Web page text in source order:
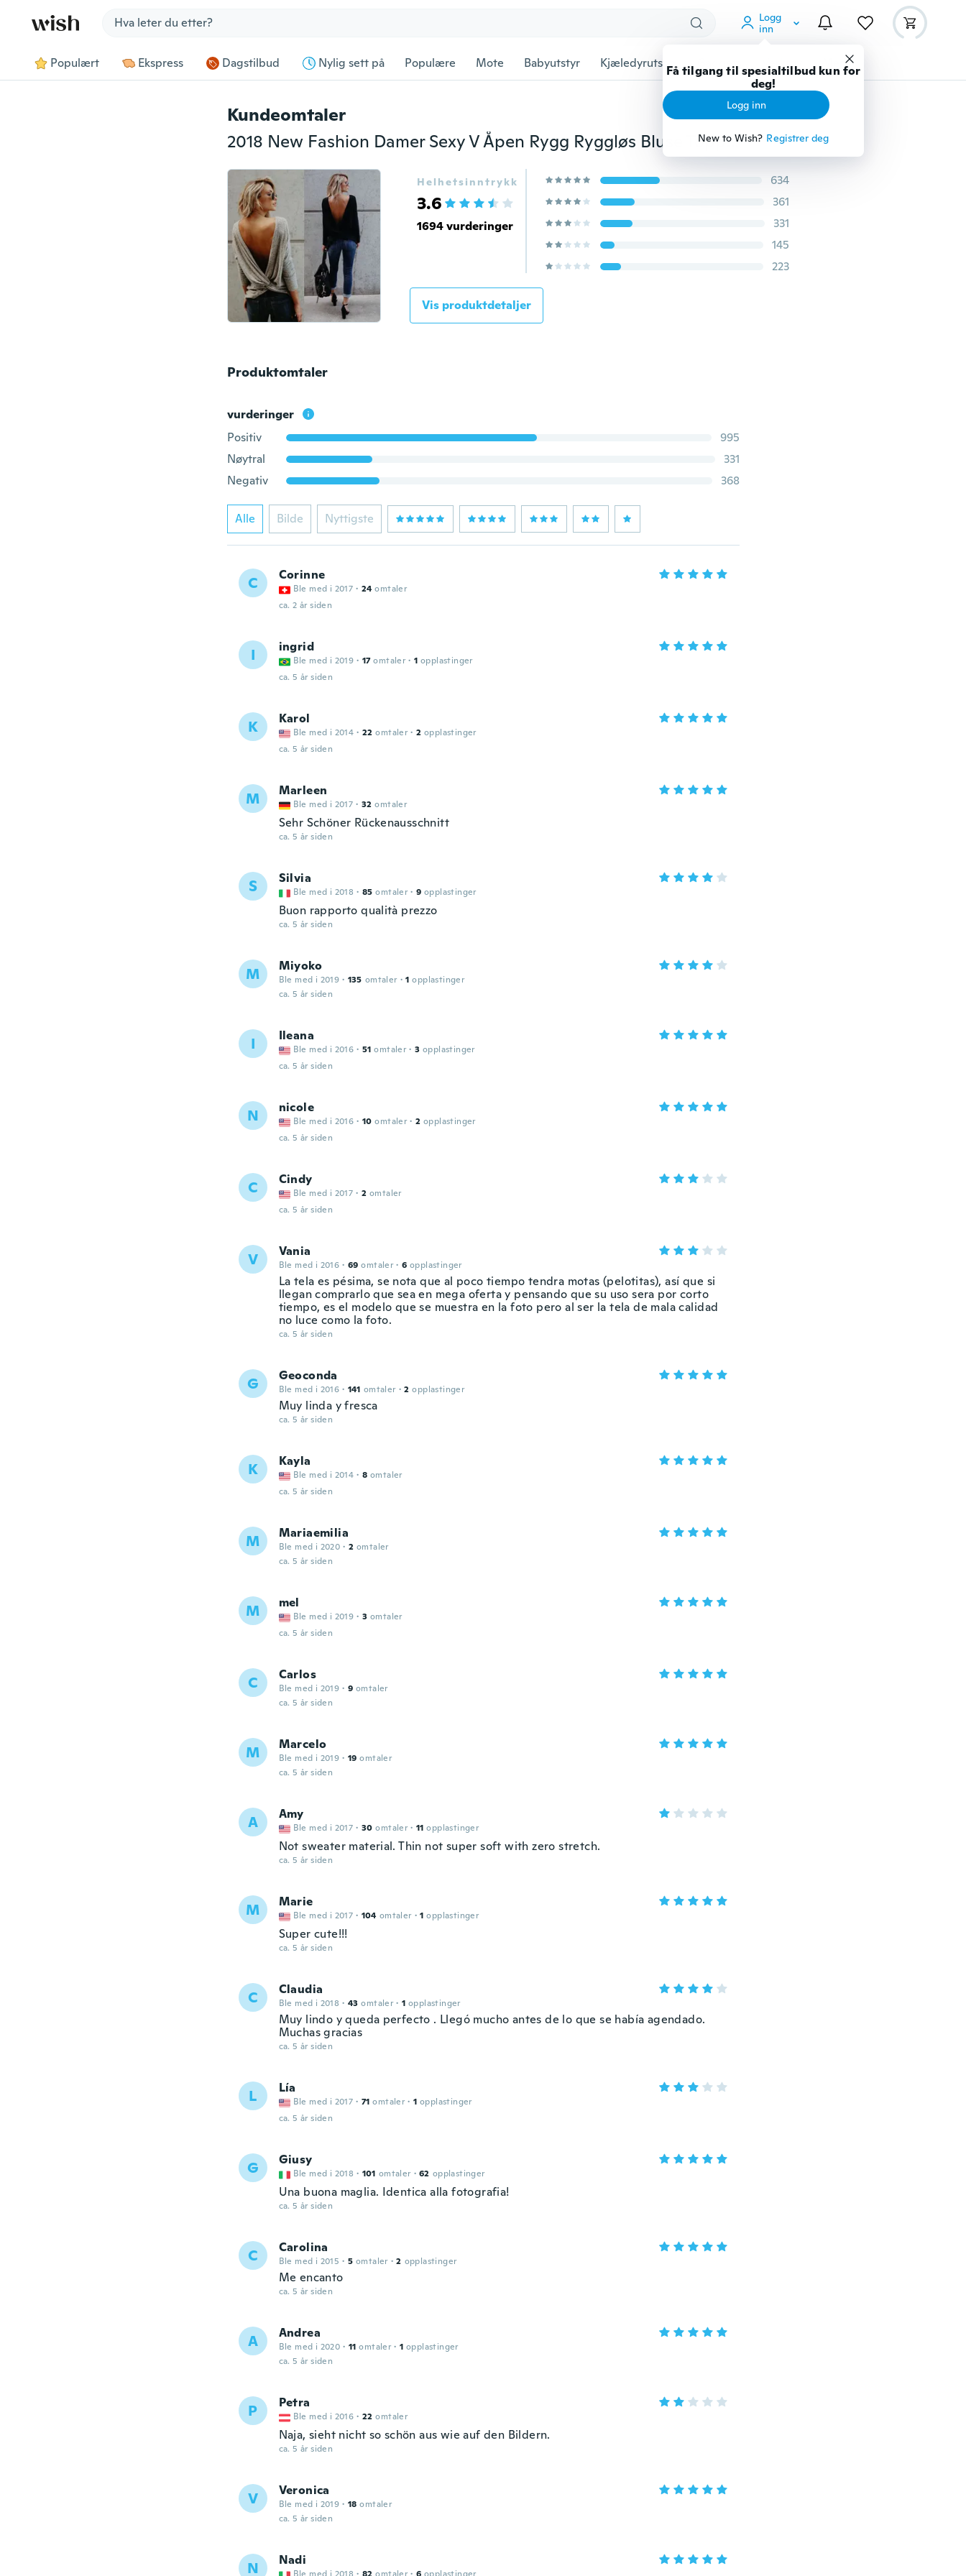
Logg
inn
Få tilgang til spesialtilbud kun for
deg!
Logg inn
New to Wish? Registrer deg
Populært Ekspress Dagstilbud Nylig sett på Populære Mote Babyutstyr Kjæledyrutstyr Gadgets Verktøy
Kundeomtaler
2018 New Fashion Damer Sexy V Åpen Rygg Ryggløs Bluse Topper Langermet Loose Casual Skjorte (Farger: Svart / Grå)
Helhetsinntrykk
3.6
1694 vurderinger
634
361
331
145
223
Vis produktdetaljer
Produktomtaler
vurderinger
Positiv
995
Nøytral
331
Negativ
368
Alle Bilde Nyttigste
C Corinne
Ble med i 2017 · 24 omtaler
ca. 2 år siden
I ingrid
Ble med i 2019 · 17 omtaler · 1 opplastinger
ca. 5 år siden
K Karol
Ble med i 2014 · 22 omtaler · 2 opplastinger
ca. 5 år siden
M Marleen
Ble med i 2017 · 32 omtaler
Sehr Schöner Rückenausschnitt
ca. 5 år siden
S Silvia
Ble med i 2018 · 85 omtaler · 9 opplastinger
Buon rapporto qualità prezzo
ca. 5 år siden
M Miyoko
Ble med i 2019 · 135 omtaler · 1 opplastinger
ca. 5 år siden
I Ileana
Ble med i 2016 · 51 omtaler · 3 opplastinger
ca. 5 år siden
N nicole
Ble med i 2016 · 10 omtaler · 2 opplastinger
ca. 5 år siden
C Cindy
Ble med i 2017 · 2 omtaler
ca. 5 år siden
V Vania
Ble med i 2016 · 69 omtaler · 6 opplastinger
La tela es pésima, se nota que al poco tiempo tendra motas (pelotitas), así que si
llegan comprarlo que sea en mega oferta y pensando que su uso sera por corto
tiempo, es el modelo que se muestra en la foto pero al ser la tela de mala calidad
no luce como la foto.
ca. 5 år siden
G Geoconda
Ble med i 2016 · 141 omtaler · 2 opplastinger
Muy linda y fresca
ca. 5 år siden
K Kayla
Ble med i 2014 · 8 omtaler
ca. 5 år siden
M Mariaemilia
Ble med i 2020 · 2 omtaler
ca. 5 år siden
M mel
Ble med i 2019 · 3 omtaler
ca. 5 år siden
C Carlos
Ble med i 2019 · 9 omtaler
ca. 5 år siden
M Marcelo
Ble med i 2019 · 19 omtaler
ca. 5 år siden
A Amy
Ble med i 2017 · 30 omtaler · 11 opplastinger
Not sweater material. Thin not super soft with zero stretch.
ca. 5 år siden
M Marie
Ble med i 2017 · 104 omtaler · 1 opplastinger
Super cute!!!
ca. 5 år siden
C Claudia
Ble med i 2018 · 43 omtaler · 1 opplastinger
Muy lindo y queda perfecto . Llegó mucho antes de lo que se había agendado.
Muchas gracias
ca. 5 år siden
L Lía
Ble med i 2017 · 71 omtaler · 1 opplastinger
ca. 5 år siden
G Giusy
Ble med i 2018 · 101 omtaler · 62 opplastinger
Una buona maglia. Identica alla fotografia!
ca. 5 år siden
C Carolina
Ble med i 2015 · 5 omtaler · 2 opplastinger
Me encanto
ca. 5 år siden
A Andrea
Ble med i 2020 · 11 omtaler · 1 opplastinger
ca. 5 år siden
P Petra
Ble med i 2016 · 22 omtaler
Naja, sieht nicht so schön aus wie auf den Bildern.
ca. 5 år siden
V Veronica
Ble med i 2019 · 18 omtaler
ca. 5 år siden
N Nadi